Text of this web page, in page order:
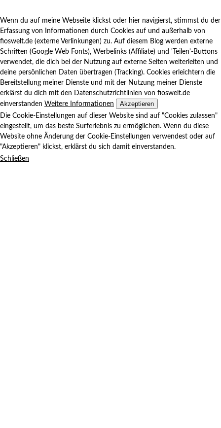
Wenn du auf meine Webseite klickst oder hier navigierst, stimmst du der
Erfassung von Informationen durch Cookies auf und außerhalb von
fioswelt.de (externe Verlinkungen) zu. Auf diesem Blog werden externe
Schriften (Google Web Fonts), Werbelinks (Affiliate) und 'Teilen'-Buttons
verwendet, die dich bei der Nutzung auf externe Seiten weiterleiten und
deine persönlichen Daten übertragen (Tracking). Cookies erleichtern die
Bereitstellung meiner Dienste und mit der Nutzung meiner Dienste
erklärst du dich mit den Datenschutzrichtlinien von fioswelt.de
einverstanden Weitere Informationen Akzeptieren
Die Cookie-Einstellungen auf dieser Website sind auf "Cookies zulassen"
eingestellt, um das beste Surferlebnis zu ermöglichen. Wenn du diese
Website ohne Änderung der Cookie-Einstellungen verwendest oder auf
"Akzeptieren" klickst, erklärst du sich damit einverstanden.
Schließen